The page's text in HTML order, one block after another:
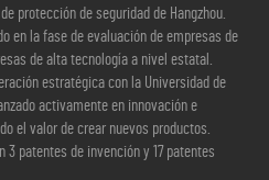
protección de seguridad de Hangzhou.
en la fase de evaluación de empresas de
de alta tecnología a nivel estatal.
estratégica con la Universidad de
activamente en innovación e
el valor de crear nuevos productos.
patentes de invención y 17 patentes